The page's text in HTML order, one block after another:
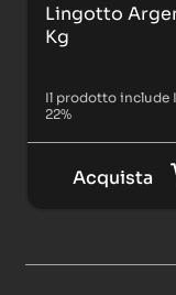
Lingotto
Kg
Il prodotto include
22%
Acquista